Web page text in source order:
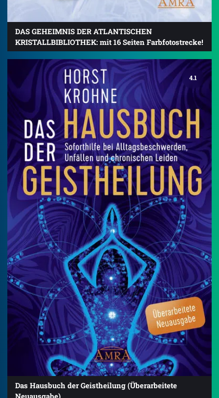
DAS GEHEIMNIS DER ATLANTISCHEN
KRISTALLBIBLIOTHEK: mit 16 Seiten Farbfotostrecke!
4.1
Das Hausbuch der Geistheilung (Überarbeitete
Neuausgabe)